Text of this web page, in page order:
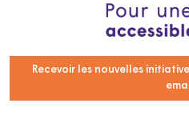
Recevoir les nouvelles